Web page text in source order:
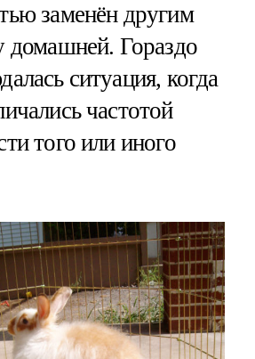
заменён другим
домашней. Гораздо
ситуация, когда
частотой
того или иного